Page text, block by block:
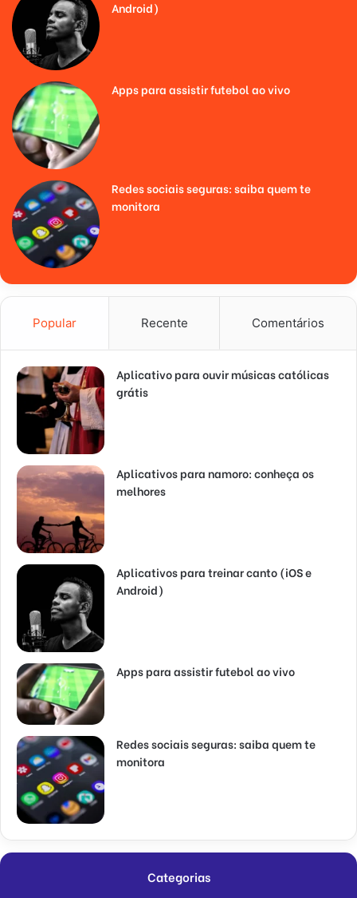
Android)
Apps para assistir futebol ao vivo
Redes sociais seguras: saiba quem te
monitora
Popular Recente Comentários
Aplicativo para ouvir músicas católicas
grátis
Aplicativos para namoro: conheça os
melhores
Aplicativos para treinar canto (iOS e
Android)
Apps para assistir futebol ao vivo
Redes sociais seguras: saiba quem te
monitora
Categorias